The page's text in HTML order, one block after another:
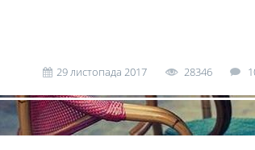
29 листопада 2017 28346